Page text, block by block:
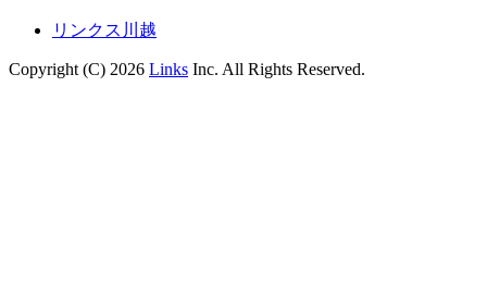
リンクス川越
Copyright (C) 2026 Links Inc. All Rights Reserved.